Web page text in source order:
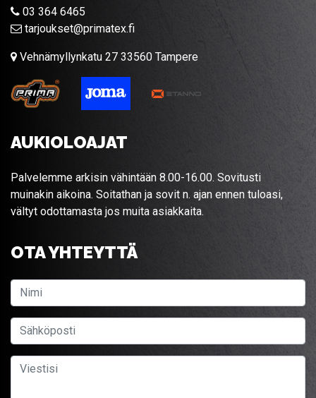
03 364 6465
tarjoukset@primatex.fi
Vehnämyllynkatu 27 33560 Tampere
AUKIOLOAJAT
Palvelemme arkisin vähintään 8.00-16.00. Sovitusti
muinakin aikoina. Soitathan ja sovit n. ajan ennen tuloasi,
vältyt odottamasta jos muita asiakkaita.
OTA YHTEYTTÄ